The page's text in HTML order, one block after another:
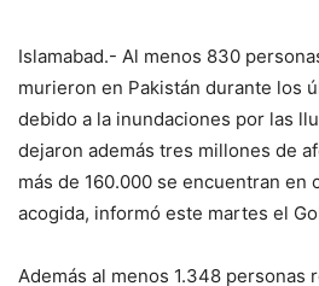
Islamabad.- Al menos 830
murieron en Pakistán durante los
debido a la inundaciones por las
dejaron además tres millones de
más de 160.000 se encuentran en
acogida, informó este martes el
Además al menos 1.348 personas